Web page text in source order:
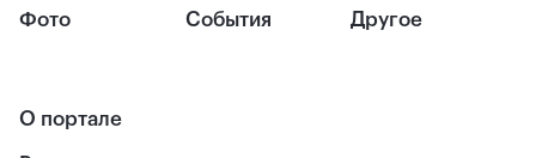
Фото События Другое
О портале